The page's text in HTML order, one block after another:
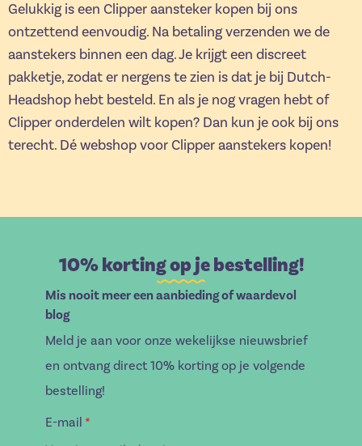
Gelukkig is een Clipper aansteker kopen bij ons
ontzettend eenvoudig. Na betaling verzenden we de
aanstekers binnen een dag. Je krijgt een discreet
pakketje, zodat er nergens te zien is dat je bij Dutch-
Headshop hebt besteld. En als je nog vragen hebt of
Clipper onderdelen wilt kopen? Dan kun je ook bij ons
terecht. Dé webshop voor Clipper aanstekers kopen!
10% korting op je bestelling!
Mis nooit meer een aanbieding of waardevol
blog
Meld je aan voor onze wekelijkse nieuwsbrief
en ontvang direct 10% korting op je volgende
bestelling!
E-mail *